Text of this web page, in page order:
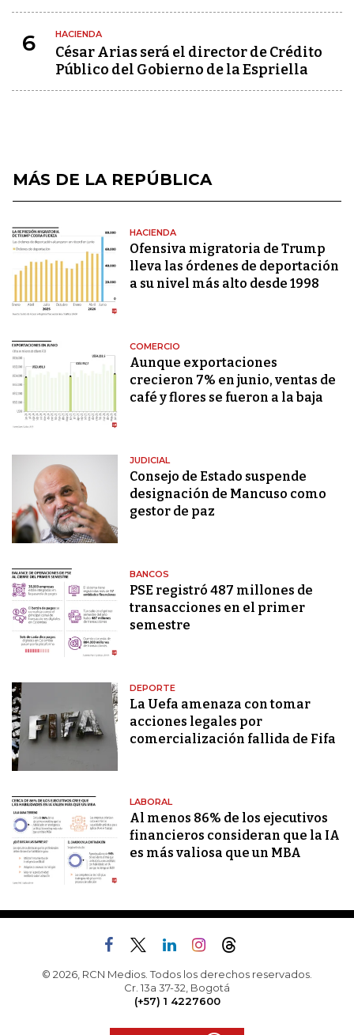
6 HACIENDA
César Arias será el director de Crédito
Público del Gobierno de la Espriella
MÁS DE LA REPÚBLICA
HACIENDA
Ofensiva migratoria de Trump
lleva las órdenes de deportación
a su nivel más alto desde 1998
COMERCIO
Aunque exportaciones
crecieron 7% en junio, ventas de
café y flores se fueron a la baja
JUDICIAL
Consejo de Estado suspende
designación de Mancuso como
gestor de paz
BANCOS
PSE registró 487 millones de
transacciones en el primer
semestre
DEPORTE
La Uefa amenaza con tomar
acciones legales por
comercialización fallida de Fifa
LABORAL
Al menos 86% de los ejecutivos
financieros consideran que la IA
es más valiosa que un MBA
© 2026, RCN Medios. Todos los derechos reservados.
Cr. 13a 37-32, Bogotá
(+57) 1 4227600